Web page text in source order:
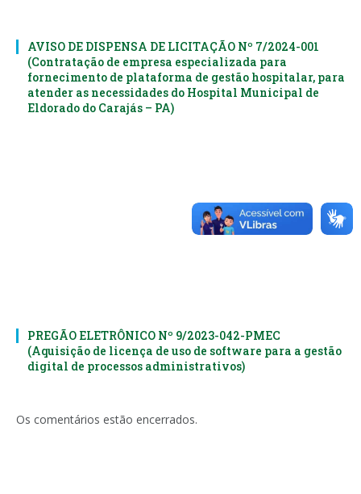
AVISO DE DISPENSA DE LICITAÇÃO Nº 7/2024-001
(Contratação de empresa especializada para
fornecimento de plataforma de gestão hospitalar, para
atender as necessidades do Hospital Municipal de
Eldorado do Carajás – PA)
PREGÃO ELETRÔNICO Nº 9/2023-042-PMEC
(Aquisição de licença de uso de software para a gestão
digital de processos administrativos)
Os comentários estão encerrados.